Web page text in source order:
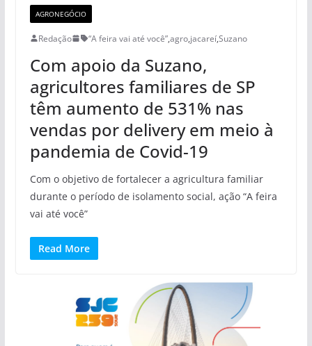
AGRONEGÓCIO
Redação “A feira vai até você”,agro,jacareí,Suzano
Com apoio da Suzano,
agricultores familiares de SP
têm aumento de 531% nas
vendas por delivery em meio à
pandemia de Covid-19
Com o objetivo de fortalecer a agricultura familiar
durante o período de isolamento social, ação “A feira
vai até você”
Read More